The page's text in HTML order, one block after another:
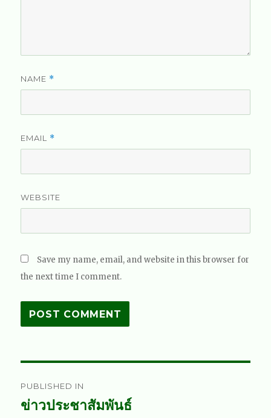
NAME *
EMAIL *
WEBSITE
Save my name, email, and website in this browser for
the next time I comment.
navigation
PUBLISHED IN
ข่าวประชาสัมพันธ์